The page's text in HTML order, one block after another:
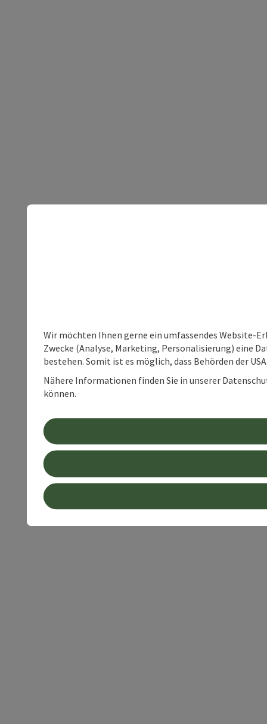
Wir möchten Ihnen gerne ein umfassendes Website-
Zwecke (Analyse, Marketing, Personalisierung) eine
bestehen. Somit ist es möglich, dass Behörden der
Nähere Informationen finden Sie in unserer
können.